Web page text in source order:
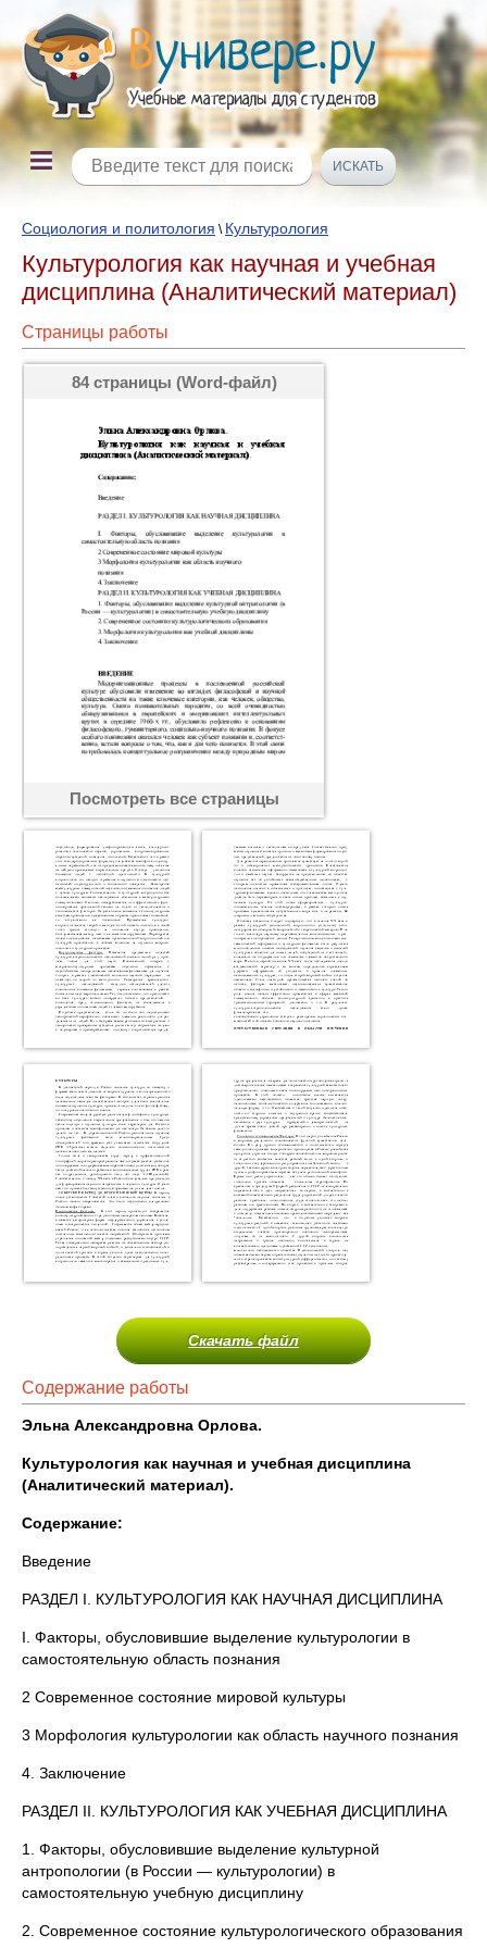
Социология и политология \ Культурология
Культурология как научная и учебная
дисциплина (Аналитический материал)
Страницы работы
84 страницы (Word-файл)
Посмотреть все страницы
Скачать файл
Содержание работы
Эльна Александровна Орлова.
Культурология как научная и учебная дисциплина
(Аналитический материал).
Содержание:
Введение
РАЗДЕЛ I. КУЛЬТУРОЛОГИЯ КАК НАУЧНАЯ ДИСЦИПЛИНА
I. Факторы, обусловившие выделение культурологии в
самостоятельную область познания
2 Современное состояние мировой культуры
3 Морфология культурологии как область научного познания
4. Заключение
РАЗДЕЛ II. КУЛЬТУРОЛОГИЯ КАК УЧЕБНАЯ ДИСЦИПЛИНА
1. Факторы, обусловившие выделение культурной
антропологии (в России — культурологии) в
самостоятельную учебную дисциплину
2. Современное состояние культурологического образования